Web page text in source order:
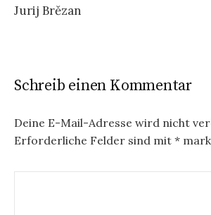
Jurij Brězan
Schreib einen Kommentar
Deine E-Mail-Adresse wird nicht
Erforderliche Felder sind mit *